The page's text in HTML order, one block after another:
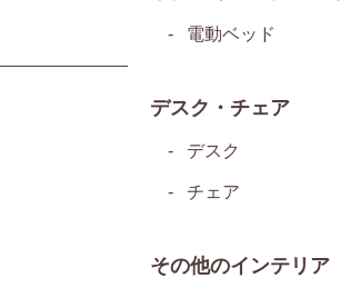
電動ベッド
デスク・チェア
デスク
チェア
その他のインテリア